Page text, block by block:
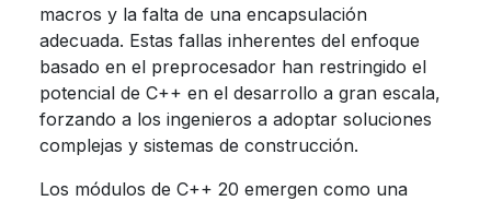
macros y la falta de una encapsulación
adecuada. Estas fallas inherentes del enfoque
basado en el preprocesador han restringido el
potencial de C++ en el desarrollo a gran escala,
forzando a los ingenieros a adoptar soluciones
complejas y sistemas de construcción.
Los módulos de C++ 20 emergen como una